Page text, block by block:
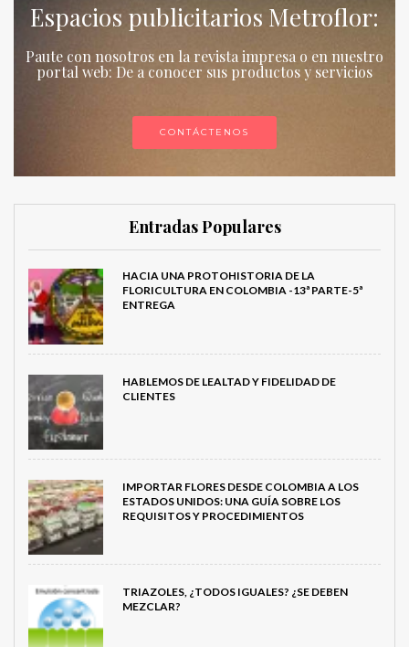
Espacios publicitarios Metroflor:
Paute con nosotros en la revista impresa o en nuestro
portal web: De a conocer sus productos y servicios
CONTÁCTENOS
Entradas Populares
HACIA UNA PROTOHISTORIA DE LA
FLORICULTURA EN COLOMBIA -13ª PARTE-5ª
ENTREGA
HABLEMOS DE LEALTAD Y FIDELIDAD DE
CLIENTES
IMPORTAR FLORES DESDE COLOMBIA A LOS
ESTADOS UNIDOS: UNA GUÍA SOBRE LOS
REQUISITOS Y PROCEDIMIENTOS
TRIAZOLES, ¿TODOS IGUALES? ¿SE DEBEN
MEZCLAR?